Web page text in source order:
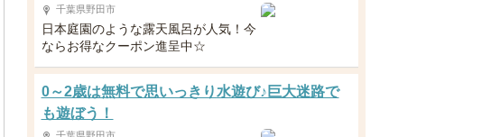
千葉県野田市
日本庭園のような露天風呂が人気！今
ならお得なクーポン進呈中☆
0～2歳は無料で思いっきり水遊び♪巨大迷路で
も遊ぼう！